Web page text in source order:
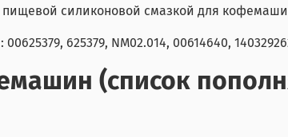
силиконовой смазкой для
625379, NM02.014, 00614640,
(список